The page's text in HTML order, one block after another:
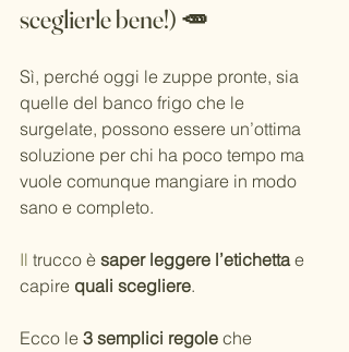
sceglierle bene!) 🥕
Sì, perché oggi le zuppe pronte, sia
quelle del banco frigo che le
surgelate, possono essere un’ottima
soluzione per chi ha poco tempo ma
vuole comunque mangiare in modo
sano e completo.
Il trucco è saper leggere l’etichetta e
capire quali scegliere.
Ecco le 3 semplici regole che